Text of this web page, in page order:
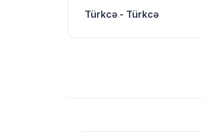
Türkcə - Türkcə